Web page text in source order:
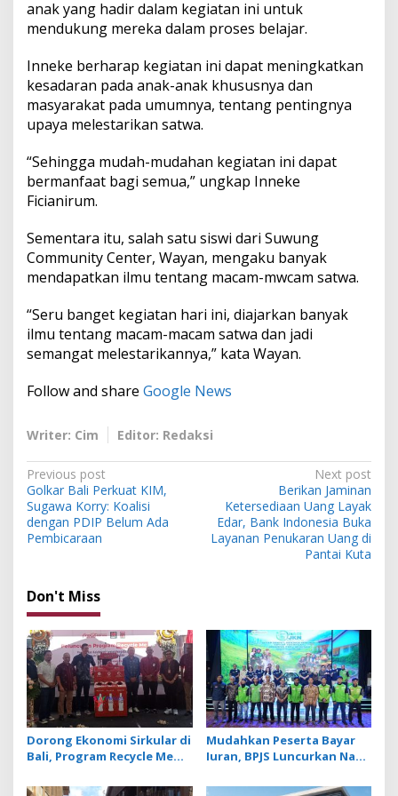
e
n
r
anak yang hadir dalam kegiatan ini untuk
mendukung mereka dalam proses belajar.
Inneke berharap kegiatan ini dapat meningkatkan
kesadaran pada anak-anak khususnya dan
masyarakat pada umumnya, tentang pentingnya
upaya melestarikan satwa.
“Sehingga mudah-mudahan kegiatan ini dapat
bermanfaat bagi semua,” ungkap Inneke
Ficianirum.
Sementara itu, salah satu siswi dari Suwung
Community Center, Wayan, mengaku banyak
mendapatkan ilmu tentang macam-mwcam satwa.
“Seru banget kegiatan hari ini, diajarkan banyak
ilmu tentang macam-macam satwa dan jadi
semangat melestarikannya,” kata Wayan.
Follow and share Google News
Writer: Cim Editor: Redaksi
P
o
s
t
a
v
i
g
a
t
i
Previous post
Golkar Bali Perkuat KIM,
Sugawa Korry: Koalisi
dengan PDIP Belum Ada
Pembicaraan
Next post
Berikan Jaminan
Ketersediaan Uang Layak
Edar, Bank Indonesia Buka
Layanan Penukaran Uang di
Pantai Kuta
Don't Miss
Dorong Ekonomi Sirkular di
Bali, Program Recycle Me
Jadi Bahan Baku Baru
Mudahkan Peserta Bayar
Iuran, BPJS Luncurkan Nadi
Menabung